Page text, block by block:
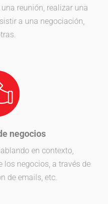
reunión, realizar una
a una negociación,
negocios
en contexto,
los negocios, a través de
de emails, etc.